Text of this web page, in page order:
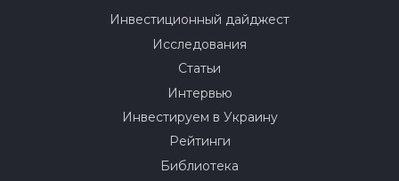
Инвестиционный дайджест
Исследования
Статьи
Интервью
Инвестируем в Украину
Рейтинги
Библиотека